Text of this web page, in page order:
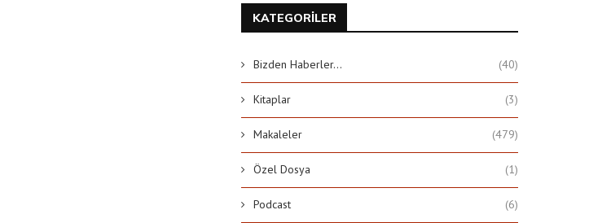
KATEGORILER
Bizden Haberler… (40)
Kitaplar (3)
Makaleler (479)
Özel Dosya (1)
Podcast (6)